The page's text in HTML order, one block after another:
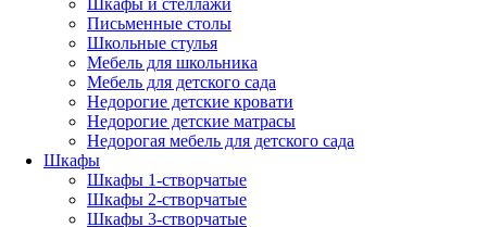
Письменные столы
Школьные стулья
Мебель для школьника
Мебель для детского сада
Недорогие детские кровати
Недорогие детские матрасы
Недорогая мебель для детского сада
Шкафы
Шкафы 1-створчатые
Шкафы 2-створчатые
Шкафы 3-створчатые